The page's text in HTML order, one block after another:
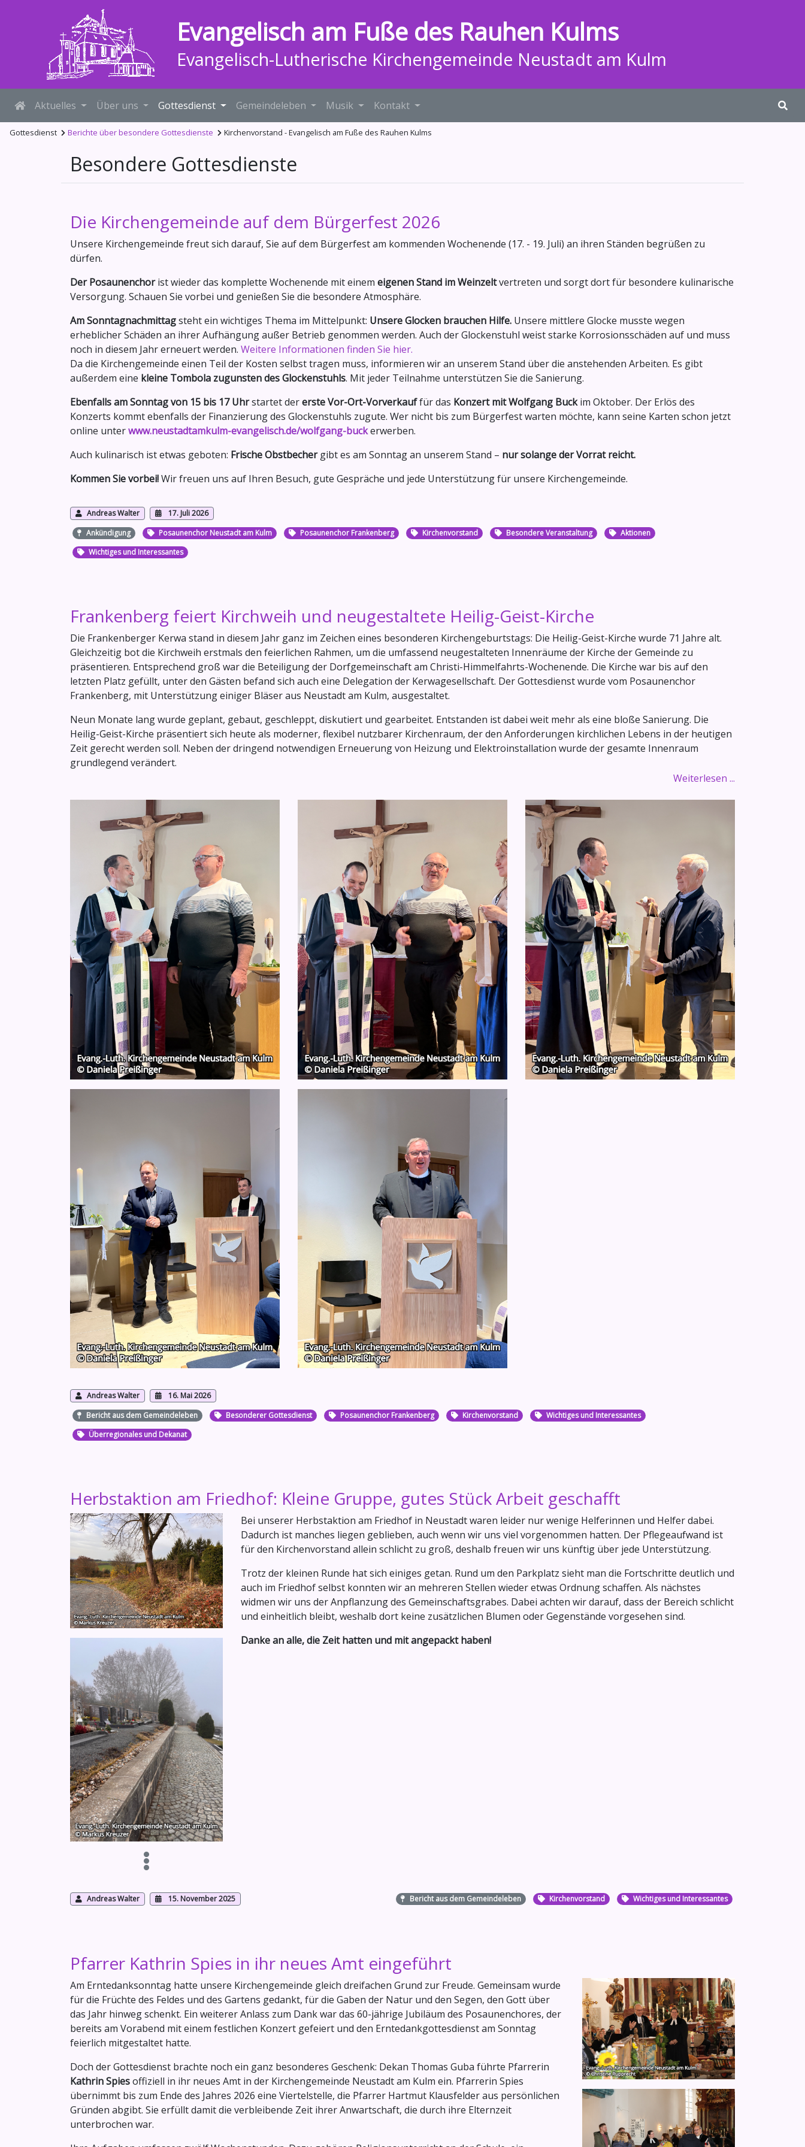
Evangelisch am Fuße des Rauhen Kulms
Evangelisch-Lutherische Kirchengemeinde Neustadt am Kulm
Aktuelles Über uns Gottesdienst Gemeindeleben Musik Kontakt
Gottesdienst Berichte über besondere Gottesdienste Kirchenvorstand - Evangelisch am Fuße des Rauhen Kulms
Besondere Gottesdienste
Die Kirchengemeinde auf dem Bürgerfest 2026
Unsere Kirchengemeinde freut sich darauf, Sie auf dem Bürgerfest am kommenden Wochenende (17. - 19. Juli) an ihren Ständen begrüßen zu
dürfen.
Der Posaunenchorist wieder das komplette Wochenende mit einem eigenen Stand im Weinzeltvertreten und sorgt dort für besondere kulinarische
Versorgung. Schauen Sie vorbei und genießen Sie die besondere Atmosphäre.
Am Sonntagnachmittagsteht ein wichtiges Thema im Mittelpunkt: Unsere Glocken brauchen Hilfe. Unsere mittlere Glocke musste wegen
erheblicher Schäden an ihrer Aufhängung außer Betrieb genommen werden. Auch der Glockenstuhl weist starke Korrosionsschäden auf und muss
noch in diesem Jahr erneuert werden. Weitere Informationen finden Sie hier.
Da die Kirchengemeinde einen Teil der Kosten selbst tragen muss, informieren wir an unserem Stand über die anstehenden Arbeiten. Es gibt
außerdem eine kleine Tombola zugunsten des Glockenstuhls. Mit jeder Teilnahme unterstützen Sie die Sanierung.
Ebenfalls am Sonntag von 15 bis 17 Uhrstartet dererste Vor-Ort-Vorverkauffür das Konzert mit Wolfgang Buckim Oktober. Der Erlös des
Konzerts kommt ebenfalls der Finanzierung des Glockenstuhls zugute. Wer nicht bis zum Bürgerfest warten möchte, kann seine Karten schon jetzt
online unterwww.neustadtamkulm-evangelisch.de/wolfgang-buckerwerben.
Auch kulinarisch ist etwas geboten: Frische Obstbechergibt es am Sonntag an unserem Stand – nur solange der Vorrat reicht.
Kommen Sie vorbei!Wir freuen uns auf Ihren Besuch, gute Gespräche und jede Unterstützung für unsere Kirchengemeinde.
Andreas Walter
17. Juli 2026
Ankündigung
Posaunenchor Neustadt am Kulm Posaunenchor Frankenberg Kirchenvorstand Besondere Veranstaltung
Aktionen
Wichtiges und Interessantes
Frankenberg feiert Kirchweih und neugestaltete Heilig-Geist-Kirche
Die Frankenberger Kerwa stand in diesem Jahr ganz im Zeichen eines besonderen Kirchengeburtstags: Die Heilig-Geist-Kirche wurde 71 Jahre alt.
Gleichzeitig bot die Kirchweih erstmals den feierlichen Rahmen, um die umfassend neugestalteten Innenräume der Kirche der Gemeinde zu
präsentieren. Entsprechend groß war die Beteiligung der Dorfgemeinschaft am Christi-Himmelfahrts-Wochenende. Die Kirche war bis auf den
letzten Platz gefüllt, unter den Gästen befand sich auch eine Delegation der Kerwagesellschaft. Der Gottesdienst wurde vom Posaunenchor
Frankenberg, mit Unterstützung einiger Bläser aus Neustadt am Kulm, ausgestaltet.
Neun Monate lang wurde geplant, gebaut, geschleppt, diskutiert und gearbeitet. Entstanden ist dabei weit mehr als eine bloße Sanierung. Die
Heilig-Geist-Kirche präsentiert sich heute als moderner, flexibel nutzbarer Kirchenraum, der den Anforderungen kirchlichen Lebens in der heutigen
Zeit gerecht werden soll. Neben der dringend notwendigen Erneuerung von Heizung und Elektroinstallation wurde der gesamte Innenraum
grundlegend verändert.
Weiterlesen ...
Andreas Walter
16. Mai 2026
Bericht aus dem Gemeindeleben
Besonderer Gottesdienst Posaunenchor Frankenberg Kirchenvorstand
Wichtiges und Interessantes
Überregionales und Dekanat
Herbstaktion am Friedhof: Kleine Gruppe, gutes Stück Arbeit geschafft
Bei unserer Herbstaktion am Friedhof in Neustadt waren leider nur wenige Helferinnen und Helfer dabei.
Dadurch ist manches liegen geblieben, auch wenn wir uns viel vorgenommen hatten. Der Pflegeaufwand ist
für den Kirchenvorstand allein schlicht zu groß, deshalb freuen wir uns künftig über jede Unterstützung.
Trotz der kleinen Runde hat sich einiges getan. Rund um den Parkplatz sieht man die Fortschritte deutlich und
auch im Friedhof selbst konnten wir an mehreren Stellen wieder etwas Ordnung schaffen. Als nächstes
widmen wir uns der Anpflanzung des Gemeinschaftsgrabes. Dabei achten wir darauf, dass der Bereich schlicht
und einheitlich bleibt, weshalb dort keine zusätzlichen Blumen oder Gegenstände vorgesehen sind.
Danke an alle, die Zeit hatten und mit angepackt haben!
Andreas Walter 15. November 2025 Bericht aus dem Gemeindeleben Kirchenvorstand Wichtiges und Interessantes
Pfarrer Kathrin Spies in ihr neues Amt eingeführt
Am Erntedanksonntag hatte unsere Kirchengemeinde gleich dreifachen Grund zur Freude. Gemeinsam wurde
für die Früchte des Feldes und des Gartens gedankt, für die Gaben der Natur und den Segen, den Gott über
das Jahr hinweg schenkt. Ein weiterer Anlass zum Dank war das 60-jährige Jubiläum des Posaunenchores, der
bereits am Vorabend mit einem festlichen Konzert gefeiert und den Erntedankgottesdienst am Sonntag
feierlich mitgestaltet hatte.
Doch der Gottesdienst brachte noch ein ganz besonderes Geschenk: Dekan Thomas Guba führte Pfarrerin
Kathrin Spiesoffiziell in ihr neues Amt in der Kirchengemeinde Neustadt am Kulm ein. Pfarrerin Spies
übernimmt bis zum Ende des Jahres 2026 eine Viertelstelle, die Pfarrer Hartmut Klausfelder aus persönlichen
Gründen abgibt. Sie erfüllt damit die verbleibende Zeit ihrer Anwartschaft, die durch ihre Elternzeit
unterbrochen war.